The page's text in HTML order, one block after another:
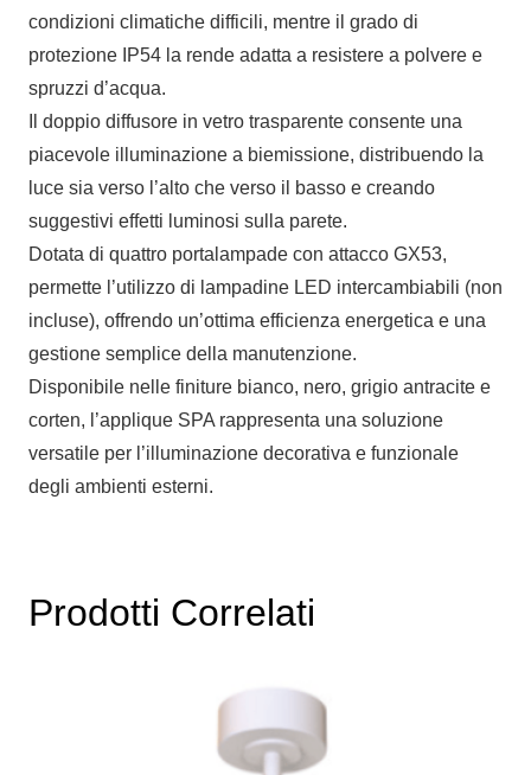
condizioni climatiche difficili, mentre il grado di
protezione IP54 la rende adatta a resistere a polvere e
spruzzi d’acqua.
Il doppio diffusore in vetro trasparente consente una
piacevole illuminazione a biemissione, distribuendo la
luce sia verso l’alto che verso il basso e creando
suggestivi effetti luminosi sulla parete.
Dotata di quattro portalampade con attacco GX53,
permette l’utilizzo di lampadine LED intercambiabili (non
incluse), offrendo un’ottima efficienza energetica e una
gestione semplice della manutenzione.
Disponibile nelle finiture bianco, nero, grigio antracite e
corten, l’applique SPA rappresenta una soluzione
versatile per l’illuminazione decorativa e funzionale
degli ambienti esterni.
Prodotti Correlati